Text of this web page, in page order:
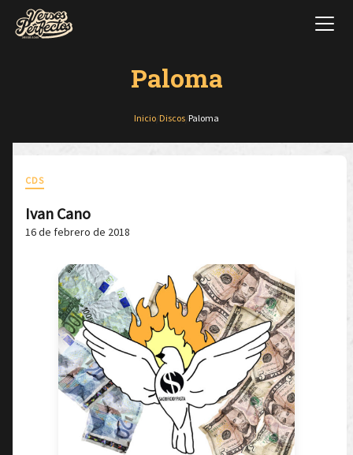
Paloma
Inicio Discos Paloma
CDS
Ivan Cano
16 de febrero de 2018